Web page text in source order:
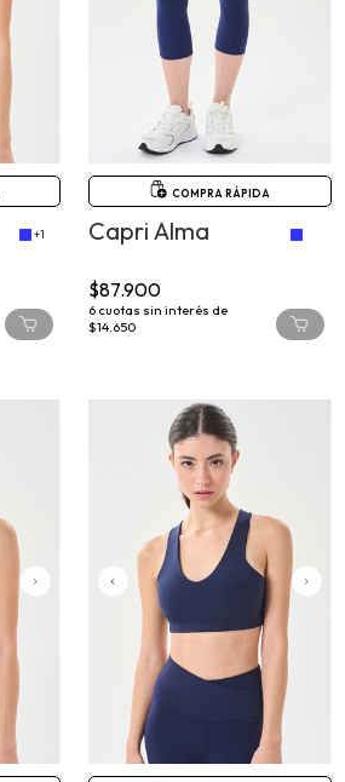
COMPRA RÁPIDA
Capri Alma
6cuotas sin interés de
$14.650
COMPRA RÁPIDA